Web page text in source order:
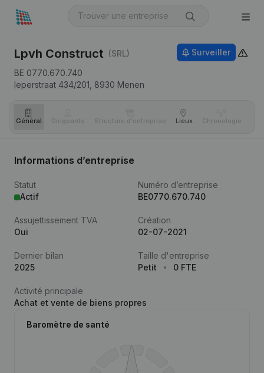
Lpvh Construct (SRL)
BE 0770.670.740
Ieperstraat 434/201, 8930 Menen
Surveiller
Général Dirigeants Structure d'entreprise Lieux Chronologie
Informations d’entreprise
Statut
Actif
Numéro d’entreprise
BE0770.670.740
Assujettissement TVA
Oui
Création
02-07-2021
Dernier bilan
2025
Taille d'entreprise
Petit
0 FTE
Activité principale
Achat et vente de biens propres
Baromètre de santé